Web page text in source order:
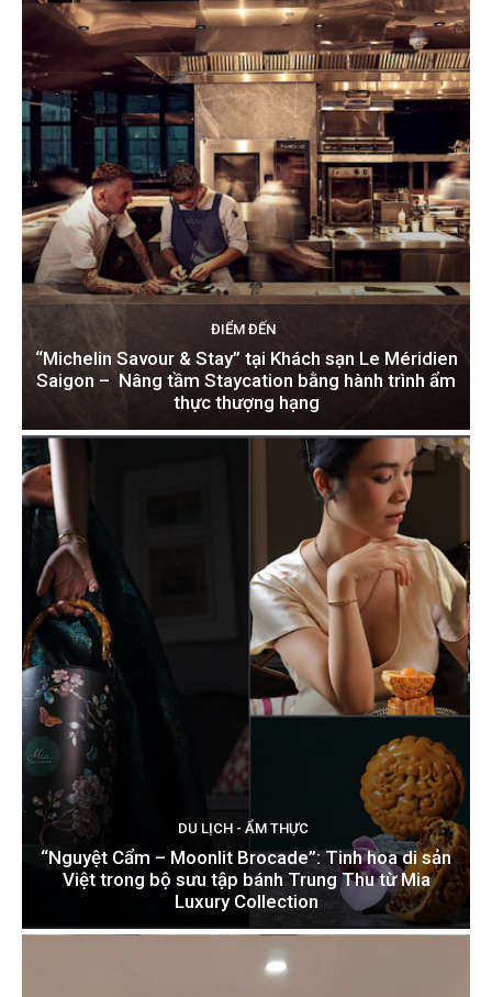
ĐIỂM ĐẾN
“Michelin Savour & Stay” tại Khách sạn Le Méridien
Saigon – Nâng tầm Staycation bằng hành trình ẩm
thực thượng hạng
DU LỊCH - ẨM THỰC
“Nguyệt Cẩm – Moonlit Brocade”: Tinh hoa di sản
Việt trong bộ sưu tập bánh Trung Thu từ Mia
Luxury Collection